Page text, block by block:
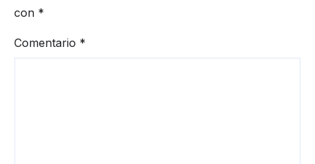
con *
Comentario *